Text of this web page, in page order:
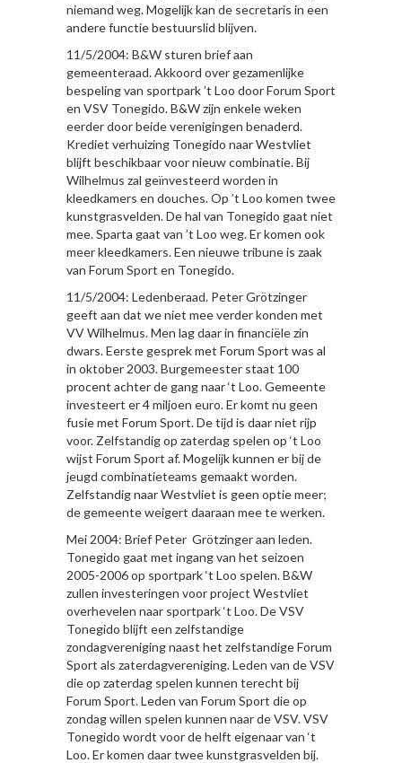
niemand weg. Mogelijk kan de secretaris in een
andere functie bestuurslid blijven.
11/5/2004: B&W sturen brief aan
gemeenteraad. Akkoord over gezamenlijke
bespeling van sportpark ’t Loo door Forum Sport
en VSV Tonegido. B&W zijn enkele weken
eerder door beide verenigingen benaderd.
Krediet verhuizing Tonegido naar Westvliet
blijft beschikbaar voor nieuw combinatie. Bij
Wilhelmus zal geïnvesteerd worden in
kleedkamers en douches. Op ’t Loo komen twee
kunstgrasvelden. De hal van Tonegido gaat niet
mee. Sparta gaat van ’t Loo weg. Er komen ook
meer kleedkamers. Een nieuwe tribune is zaak
van Forum Sport en Tonegido.
11/5/2004: Ledenberaad. Peter Grötzinger
geeft aan dat we niet mee verder konden met
VV Wilhelmus. Men lag daar in financiële zin
dwars. Eerste gesprek met Forum Sport was al
in oktober 2003. Burgemeester staat 100
procent achter de gang naar ‘t Loo. Gemeente
investeert er 4 miljoen euro. Er komt nu geen
fusie met Forum Sport. De tijd is daar niet rijp
voor. Zelfstandig op zaterdag spelen op ‘t Loo
wijst Forum Sport af. Mogelijk kunnen er bij de
jeugd combinatieteams gemaakt worden.
Zelfstandig naar Westvliet is geen optie meer;
de gemeente weigert daaraan mee te werken.
Mei 2004: Brief Peter Grötzinger aan leden.
Tonegido gaat met ingang van het seizoen
2005-2006 op sportpark ‘t Loo spelen. B&W
zullen investeringen voor project Westvliet
overhevelen naar sportpark ‘t Loo. De VSV
Tonegido blijft een zelfstandige
zondagvereniging naast het zelfstandige Forum
Sport als zaterdagvereniging. Leden van de VSV
die op zaterdag spelen kunnen terecht bij
Forum Sport. Leden van Forum Sport die op
zondag willen spelen kunnen naar de VSV. VSV
Tonegido wordt voor de helft eigenaar van ‘t
Loo. Er komen daar twee kunstgrasvelden bij.